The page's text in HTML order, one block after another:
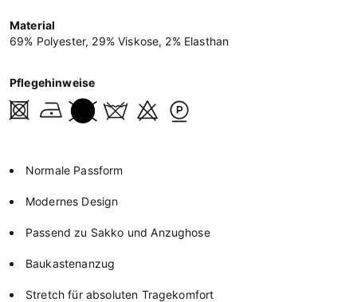
Material
69% Polyester, 29% Viskose, 2% Elasthan
Pflegehinweise
Normale Passform
Modernes Design
Passend zu Sakko und Anzughose
Baukastenanzug
Stretch für absoluten Tragekomfort